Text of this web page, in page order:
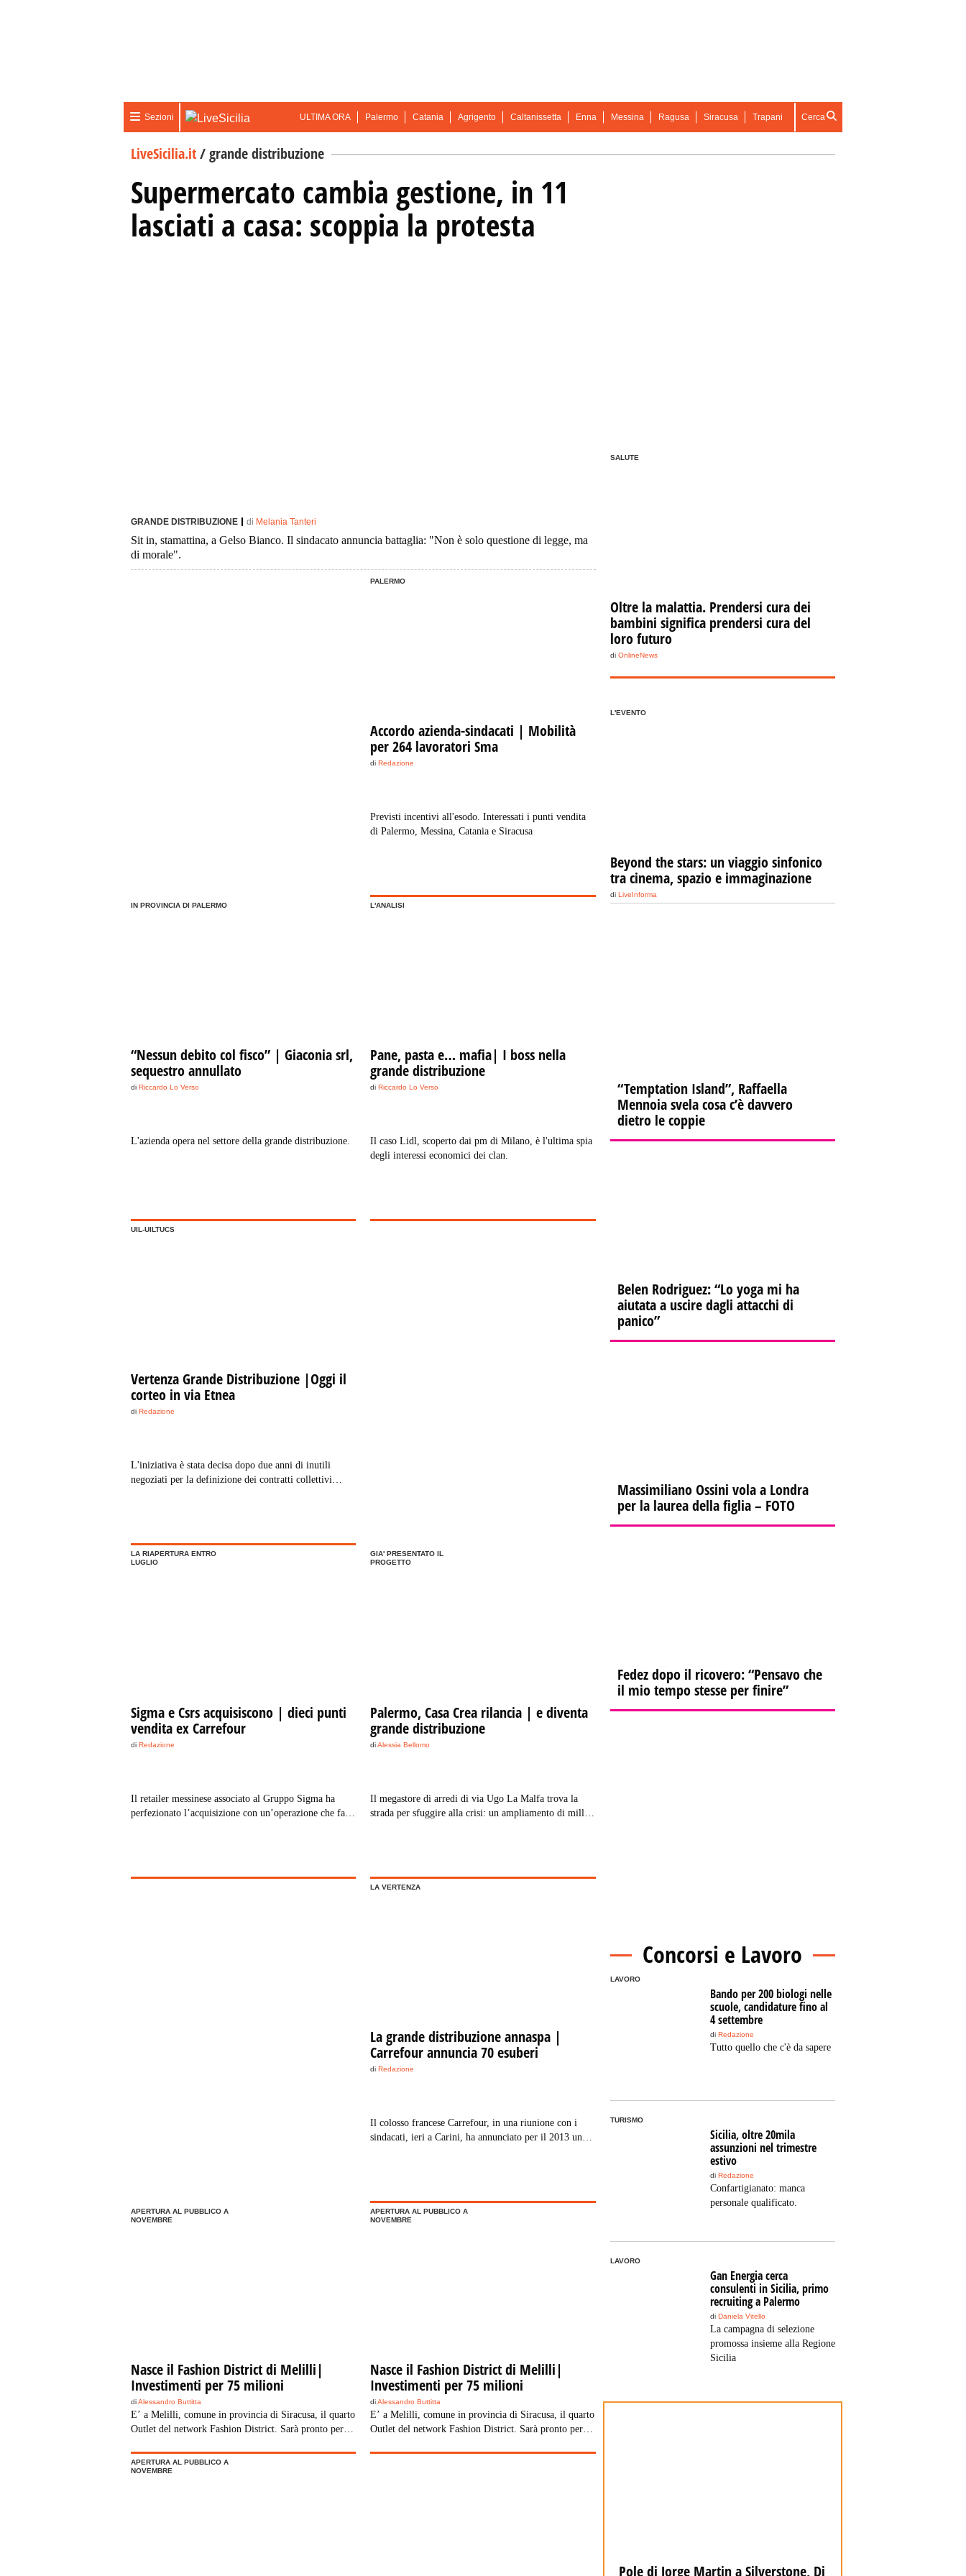
Sezioni ULTIMA ORA Palermo Catania Agrigento Caltanissetta Enna Messina Ragusa Siracusa Trapani Cerca
LiveSicilia.it/grande distribuzione
Supermercato cambia gestione, in 11
lasciati a casa: scoppia la protesta
GRANDE DISTRIBUZIONE di Melania Tanteri
Sit in, stamattina, a Gelso Bianco. Il sindacato annuncia battaglia: "Non è solo questione di legge, ma
di morale".
PALERMO
Accordo azienda-sindacati | Mobilità
per 264 lavoratori Sma
diRedazione
Previsti incentivi all'esodo. Interessati i punti vendita
di Palermo, Messina, Catania e Siracusa
IN PROVINCIA DI PALERMO
“Nessun debito col fisco” | Giaconia srl,
sequestro annullato
di Riccardo Lo Verso
L'azienda opera nel settore della grande distribuzione.
L'ANALISI
Pane, pasta e… mafia| I boss nella
grande distribuzione
diRiccardo Lo Verso
Il caso Lidl, scoperto dai pm di Milano, è l'ultima spia
degli interessi economici dei clan.
UIL-UILTUCS
Vertenza Grande Distribuzione |Oggi il
corteo in via Etnea
di Redazione
L'iniziativa è stata decisa dopo due anni di inutili
negoziati per la definizione dei contratti collettivi
LA RIAPERTURA ENTRO
LUGLIO
Sigma e Csrs acquisiscono | dieci punti
vendita ex Carrefour
di Redazione
Il retailer messinese associato al Gruppo Sigma ha
perfezionato l’acquisizione con un’operazione che farà
GIA' PRESENTATO IL
PROGETTO
Palermo, Casa Crea rilancia | e diventa
grande distribuzione
diAlessia Bellomo
Il megastore di arredi di via Ugo La Malfa trova la
strada per sfuggire alla crisi: un ampliamento di mille
LA VERTENZA
La grande distribuzione annaspa |
Carrefour annuncia 70 esuberi
diRedazione
Il colosso francese Carrefour, in una riunione con i
sindacati, ieri a Carini, ha annunciato per il 2013 una
APERTURA AL PUBBLICO A
NOVEMBRE
Nasce il Fashion District di Melilli|
Investimenti per 75 milioni
diAlessandro Buttitta
E’ a Melilli, comune in provincia di Siracusa, il quarto
Outlet del network Fashion District. Sarà pronto per
superficie totale di 32.000 metri quadrati per un
investimento totale di 75 milioni di euro. Il Fashion
APERTURA AL PUBBLICO A
NOVEMBRE
Nasce il Fashion District di Melilli|
Investimenti per 75 milioni
diAlessandro Buttitta
E’ a Melilli, comune in provincia di Siracusa, il quarto
Outlet del network Fashion District. Sarà pronto per
APERTURA AL PUBBLICO A
NOVEMBRE
SALUTE
Oltre la malattia. Prendersi cura dei
bambini significa prendersi cura del
loro futuro
di OnlineNews
L'EVENTO
Beyond the stars: un viaggio sinfonico
tra cinema, spazio e immaginazione
di LiveInforma
“Temptation Island”, Raffaella
Mennoia svela cosa c’è davvero
dietro le coppie
Belen Rodriguez: “Lo yoga mi ha
aiutata a uscire dagli attacchi di
panico”
Massimiliano Ossini vola a Londra
per la laurea della figlia – FOTO
Fedez dopo il ricovero: “Pensavo che
il mio tempo stesse per finire”
Concorsi e Lavoro
LAVORO
Bando per 200 biologi nelle
scuole, candidature fino al
4 settembre
di Redazione
Tutto quello che c'è da sapere
TURISMO
Sicilia, oltre 20mila
assunzioni nel trimestre
estivo
di Redazione
Confartigianato: manca
personale qualificato.
LAVORO
Gan Energia cerca
consulenti in Sicilia, primo
recruiting a Palermo
di Daniela Vitello
La campagna di selezione
promossa insieme alla Regione
Sicilia
Pole di Jorge Martin a Silverstone, Di